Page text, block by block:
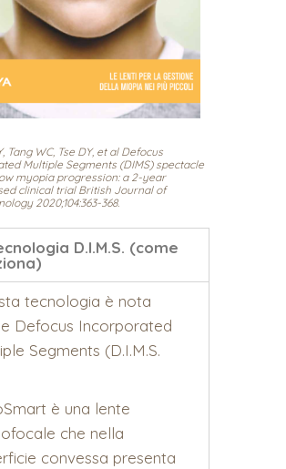
Tang WC, Tse DY, et al Defocus
Multiple Segments (DIMS) spectacle
myopia progression: a 2-year
clinical trial British Journal of
2020;104:363-368.
D.I.M.S. (come
tecnologia è nota
Defocus Incorporated
Segments (D.I.M.S.
è una lente
che nella
convessa presenta